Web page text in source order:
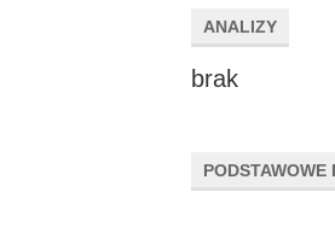
ANALIZY
brak
PODSTAWOWE